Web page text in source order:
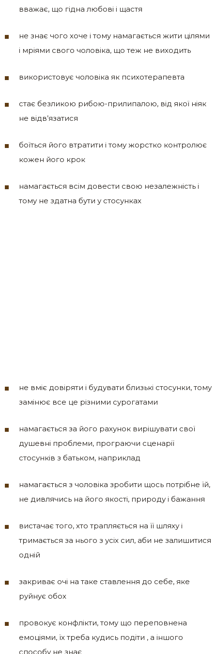
вважає, що гідна любові і щастя
не знає чого хоче і тому намагається жити цілями
і мріями свого чоловіка, що теж не виходить
використовує чоловіка як психотерапевта
стає безликою рибою-прилипалою, від якої ніяк
не відв’язатися
боїться його втратити і тому жорстко контролює
кожен його крок
намагається всім довести свою незалежність і
тому не здатна бути у стосунках
не вміє довіряти і будувати близькі стосунки, тому
замінює все це різними сурогатами
намагається за його рахунок вирішувати свої
душевні проблеми, програючи сценарії
стосунків з батьком, наприклад
намагається з чоловіка зробити щось потрібне їй,
не дивлячись на його якості, природу і бажання
вистачає того, хто трапляється на її шляху і
тримається за нього з усіх сил, аби не залишитися
одній
закриває очі на таке ставлення до себе, яке
руйнує обох
провокує конфлікти, тому що переповнена
емоціями, їх треба кудись подіти , а іншого
способу не знає